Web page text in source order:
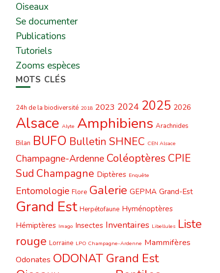
Oiseaux
Se documenter
Publications
Tutoriels
Zooms espèces
MOTS CLÉS
24h de la biodiversité 2018 2023 2024 2025 2026
Alsace Alyte Amphibiens Arachnides
Bilan BUFO Bulletin SHNEC CEN Alsace
Champagne-Ardenne Coléoptères CPIE
Sud Champagne Diptères Enquête
Entomologie Flore Galerie GEPMA Grand-Est
Grand Est Herpétofaune Hyménoptères
Hémiptères Imago Insectes Inventaires Libellules Liste
rouge Lorraine LPO Champagne-Ardenne Mammifères
Odonates ODONAT Grand Est